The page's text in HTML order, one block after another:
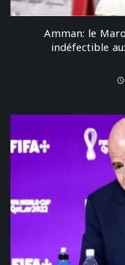
Amman: le
indéfectible